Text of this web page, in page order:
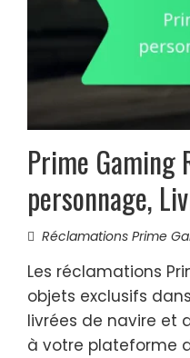
Prime Gaming
personnage,
Réclamations Prime
Les réclamations
objets exclusifs
livrées de navire et
à votre plateforme